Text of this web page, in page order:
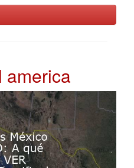
america